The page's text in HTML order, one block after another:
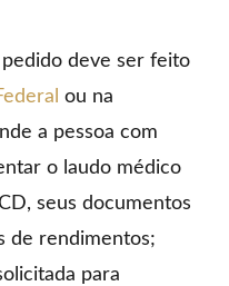
deve ser feito
ou na
a pessoa com
o laudo médico
seus documentos
de rendimentos;
para